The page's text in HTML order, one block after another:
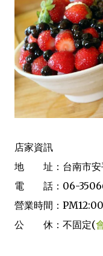
店家資訊
地 址：台南市安
電 話：06-
營業時間：
公 休：不固定(